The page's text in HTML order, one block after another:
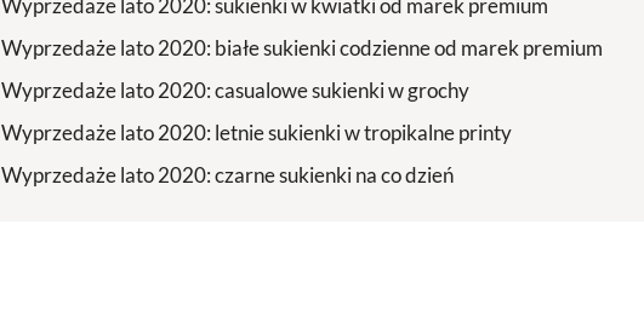
Wyprzedaże lato 2020: sukienki w kwiatki od marek premium
Wyprzedaże lato 2020: białe sukienki codzienne od marek premium
Wyprzedaże lato 2020: casualowe sukienki w grochy
Wyprzedaże lato 2020: letnie sukienki w tropikalne printy
Wyprzedaże lato 2020: czarne sukienki na co dzień